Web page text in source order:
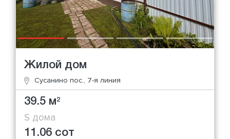
Жилой дом
Сусанино пос., 7-я линия
39.5 м2
S дома
11.06 сот